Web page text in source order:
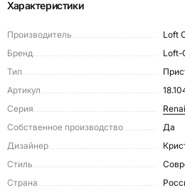
Характеристики
Производитель
Loft
Бренд
Тип
Артикул
Серия
Собственное производство
Да
Дизайнер
Стиль
Страна